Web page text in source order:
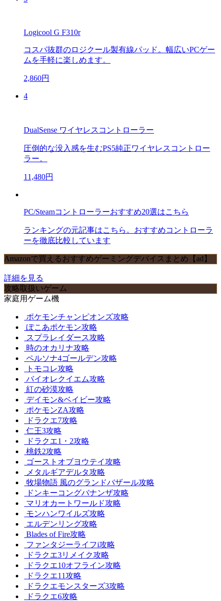
Logicool G F310r
コスパ抜群のロジクール製有線パッド。幅広いPCゲー
ムを手軽に楽しめます。
2,860円
4
DualSense ワイヤレスコントローラー
圧倒的な没入感を生むPS5純正ワイヤレスコントロー
ラー。
11,480円
PC/Steamコントローラーおすすめ20選はこちら
ランキングの元記事はこちら。おすすめコントローラ
ーを徹底比較しています
Amazonで買えるおすすめゲーミングデバイスまとめ【ad】
詳細を見る
攻略取扱いゲーム
家庭用ゲーム機
ポケモンチャンピオンズ攻略
ぽこあポケモン攻略
スプラレイダース攻略
時のオカリナ攻略
ペルソナ4ゴールデン攻略
トモコレ攻略
バイオレクイエム攻略
紅の砂漠攻略
デイモン&ベイビー攻略
ポケモンZA攻略
ドラクエ7攻略
仁王3攻略
ドラクエ1・2攻略
桃鉄2攻略
ゴーストオブヨウテイ攻略
メタルギアデルタ攻略
牧場物語 風のグランドバザール攻略
ドンキーコングバナンザ攻略
マリオカートワールド攻略
モンハンワイルズ攻略
エルデンリング攻略
Blades of Fire攻略
ファンタジーライフi攻略
ドラクエ3リメイク攻略
ドラクエ10オフライン攻略
ドラクエ11攻略
ドラクエモンスターズ3攻略
ドラクエ6攻略